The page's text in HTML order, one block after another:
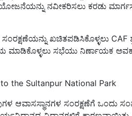
ಸಂರಕ್ಷಣೆಯನ್ನು ಖಚಿತಪಡಿಸಿಕೊಳ್ಳಲು CAF
ಸಭೆಯು ನಿರ್ಣಾಯಕ
the Sultanpur National Park
ಆವಾಸಸ್ಥಾನಗಳ ಸಂರಕ್ಷಣೆಗೆ ಒಂದು
ವಿಧಾನಗಳಿಗೆ ಕಾರಣವಾಯಿತು.